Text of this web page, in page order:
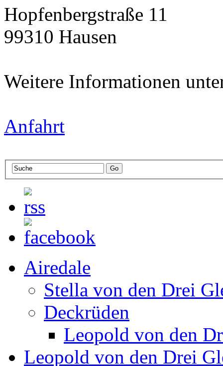
Hopfenbergstraße 11
99310 Hausen
Weitere Informationen
Anfahrt
Airedale
Stella von den Drei
Deckrüden
Leopold von den
Leopold von den Drei